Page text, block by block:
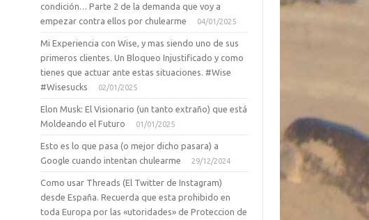
condición… Parte 2 de la demanda que voy a
empezar contra ellos por chulearme
04/01/2025
Mi Experiencia con Wise, y mas siendo uno de sus
primeros clientes. Un Bloqueo Injustificado y como
tienes que actuar ante estas situaciones. #Wise
#Wisesucks
02/01/2025
Elon Musk: El Visionario (un tanto extraño) que está
Moldeando el Futuro
01/01/2025
Esto es lo que pasa (o mejor dicho pasara) a
Google cuando intentan chulearme
29/12/2024
Como usar Threads (El Twitter de Instagram)
desde España. Recuerda que esta prohibido en
toda Europa por las «utoridades» de Proteccion de